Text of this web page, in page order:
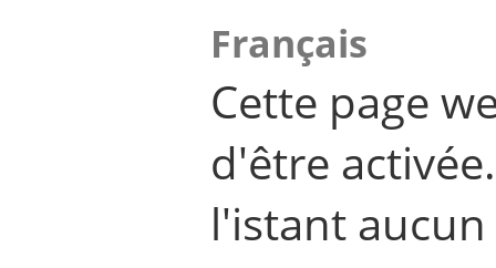
Français
Cette page
d'être
l'istant